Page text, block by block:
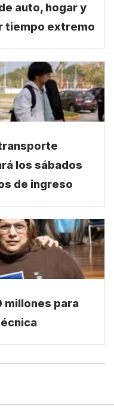
auto, hogar y
tiempo extremo
los sábados
de ingreso
millones para